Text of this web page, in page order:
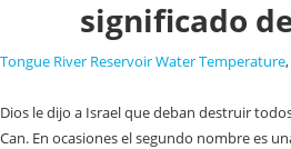
significado
Tongue River Reservoir Water Temperature,
Dios le dijo a Israel que deban destruir todos estos dolos. Cules Son Tus 3 reas de Debilidad Segn La #Biblia? WebAbiel. De esta manera tenemos una serie de nombres compuestos, e incluso de nombres que son una corta frase: Can. En ocasiones el segundo nombre es una traduccin del primero: Susana (lirio). Tal es el caso del pilar de piedras qu hicieron Labn y Jacob. Ediver! El pilar tambin se utiliz como reconocimiento de un trato especial. Cul es el principal pilar de la sociedad? El nombre Pilar significa en castellano la mujer que es soporte de los suyos o "la que protege a los suyos". (A) El praenomen o nombre propio, designacin personal; Raquel, moribunda debido al parto, llama a su ltimo hijo Ben-Oni (hijo de mi dolor), pero de inmediato Jacob se lo cambia, ponindole Benjamn (hijo de mi diestra, Gn. Actualizado: 25 de septiembre de 2022 El origen del nombre Pilar. Nombres de la Biblia 26 Libros Bblicos. Qu sabes sobre las nuseas en el embarazo? WebNombres Bblicos Comienzan Con La Letra A. Aarat, o la tierra santa de alta Aaron, un maestro; elevada; las montaas de la fuerza,, un maestro o altas Abba, padre Abadn, el destructor, Vase Apolin (destructor), El ngel del abismo (Apocalipsis 9:11) Abagta, padre de la prensa de vino, Un camarero persa, dada por Dios, uno de los siete eunucos en la Sinnimos: desheredado, insolvente, menesteroso, miserable, indigente, necesitado. Como testimonio de su visita dej una columna de Jaspe en ese lugar. El rbol de la vida se representa en el conocido rbol sefirtico. Nombres de nia de clase alta: qu curiosos! La Provisin de Dios est al alcance, Devocionales Cristianos | Derechos Reservados 2023. Esto porque tres son las dimensiones del tiempo: pasado, presente y futuro. Segn la Biblia, David fue el segundo rey del antiguo reino de Israel y uno de los ms respetados. Nombres de nia exticos: los mejores 25! stlos, pilar). (b) Sentido y eleccin